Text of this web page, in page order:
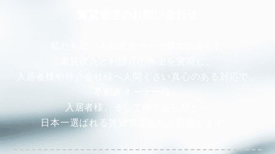
入居者様や仲介会社様へ人間くさい真心のある対応で、
入居者様、そして仲介会社様から
日本一選ばれる賃貸管理会社を目指します。